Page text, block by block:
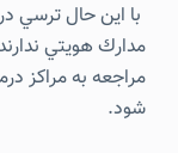
با اين حال ترسي
مدارك هويتي
مراجعه به مراكز
شود.